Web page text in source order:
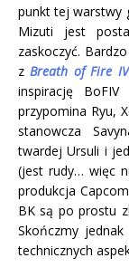
punkt tej warstwy
Mizuti jest
zaskoczyć.
zBreath of Fire IV
inspirację
przypomina Ryu,
stanowcza
twardej Ursuli i
(jest rudy… więc
produkcja
BK są po prostu
Skończmy
technicznych